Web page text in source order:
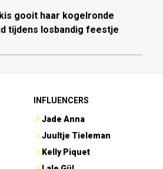
gooit haar kogelronde
tijdens losbandig feestje
INFLUENCERS
Jade Anna
Juultje Tieleman
Kelly Piquet